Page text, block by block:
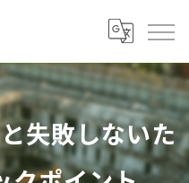
失敗しないた